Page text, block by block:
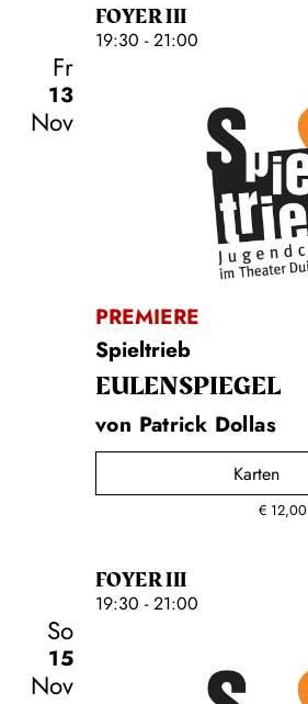
FOYER III
19:30 - 21:00
Fr
13
Nov
PREMIERE
Spieltrieb
EULENSPIEGEL
von Patrick Dollas
Karten
€ 12,00
FOYER III
19:30 - 21:00
So
15
Nov